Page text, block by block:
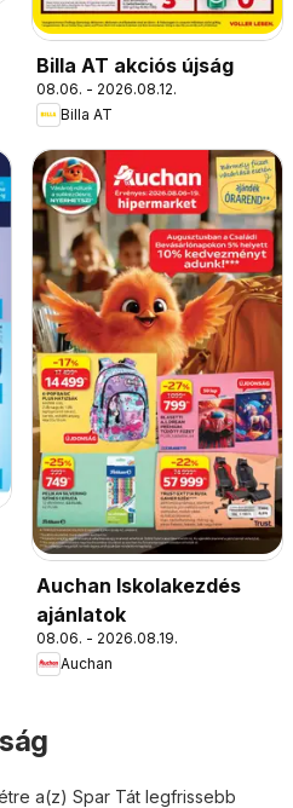
Billa AT akciós újság
08.06. - 2026.08.12.
Billa AT
Auchan Iskolakezdés
ajánlatok
08.06. - 2026.08.19.
Auchan
a(z) Spar Tát legfrissebb